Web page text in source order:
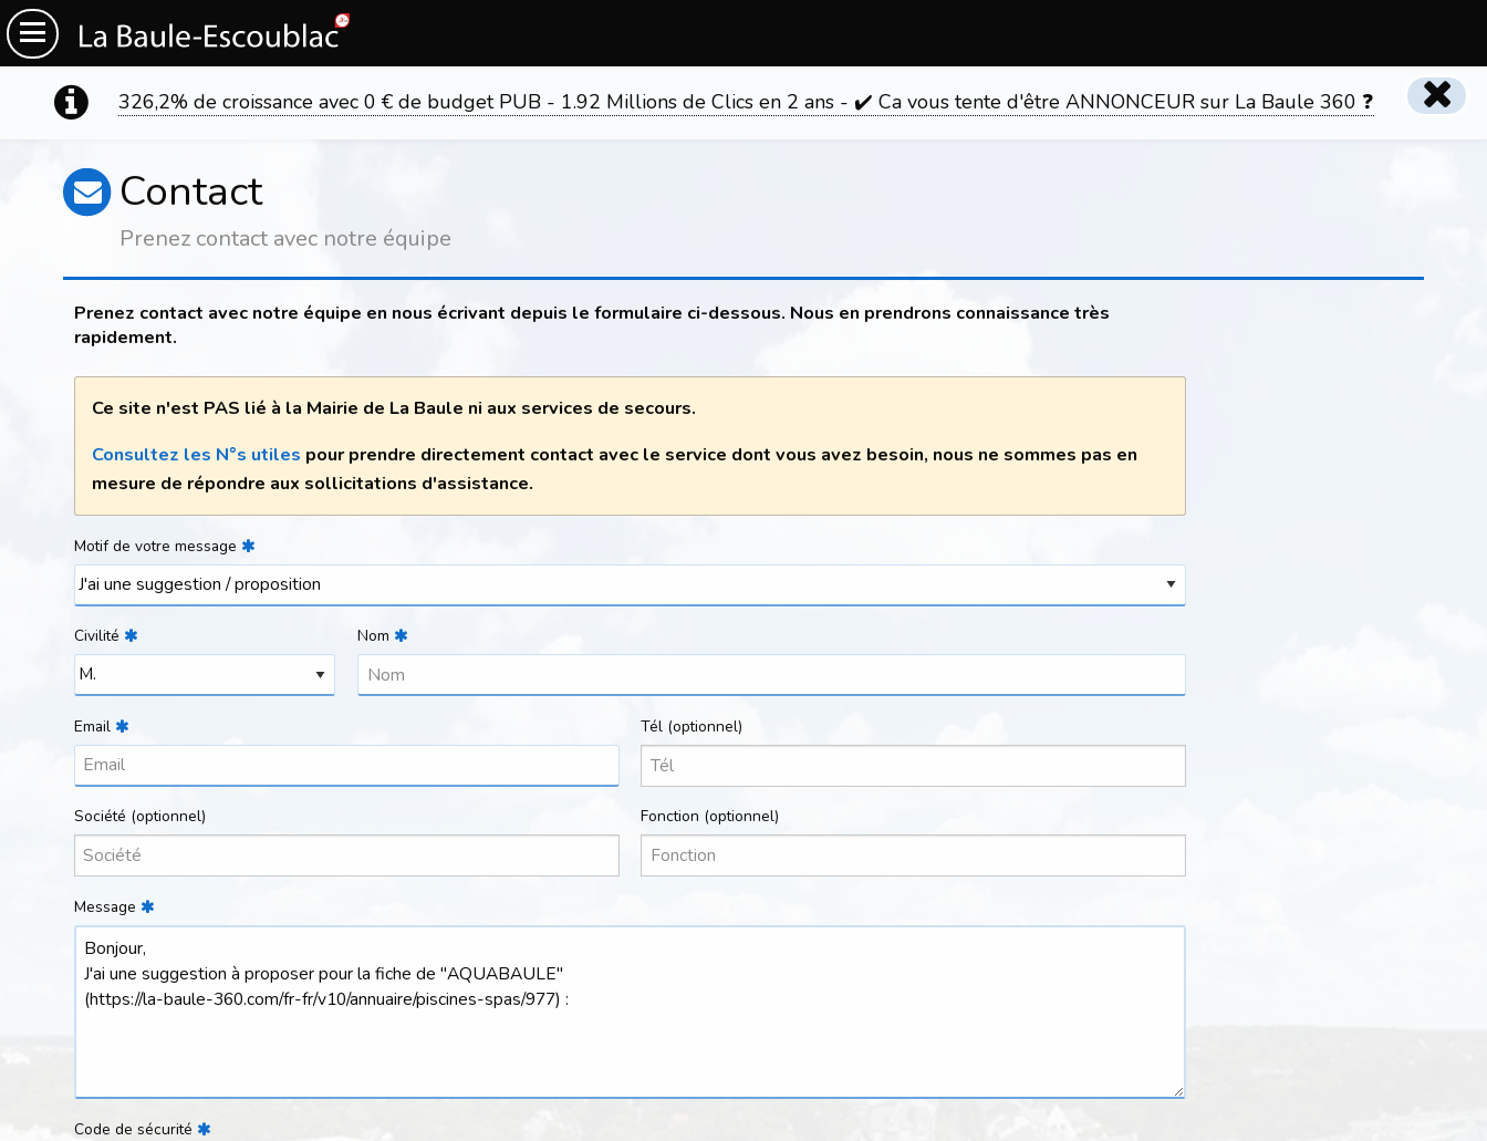
326,2% de croissance avec 0 € de budget PUB - 1.92 Millions de Clics en 2 ans - ✔️ Ca vous tente d'être ANNONCEUR sur La Baule 360 ❓
Contact
Prenez contact avec notre équipe
Prenez contact avec notre équipe en nous écrivant depuis le formulaire ci-dessous. Nous en prendrons connaissance très
rapidement.
Ce site n'est PAS lié à la Mairie de La Baule ni aux services de secours.
Consultez les N°s utiles pour prendre directement contact avec le service dont vous avez besoin, nous ne sommes pas en
mesure de répondre aux sollicitations d'assistance.
Motif de votre message
Civilité Nom
Email Tél (optionnel)
Société (optionnel) Fonction (optionnel)
Message
Code de sécurité